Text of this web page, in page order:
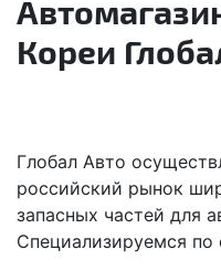
Кореи
Глобал Авто
российский рынок
запасных частей для
Специализируемся